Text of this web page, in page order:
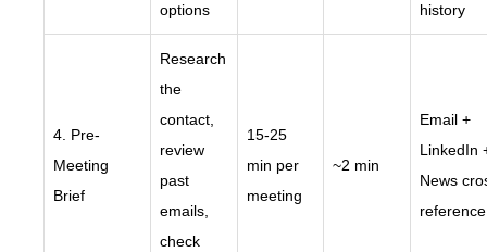
options
history
4. Pre-
Meeting
Brief
Research
the
contact,
review
past
emails,
check
15-25
min per
meeting
~2 min
Email +
LinkedIn
News
reference